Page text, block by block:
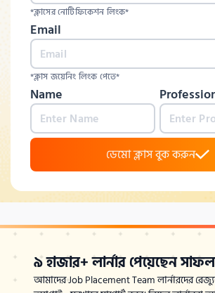
*ক্লাসের নোটিফিকেশন লিংক*
Email
*ক্লাস জয়েনিং লিংক পেতে*
Name
ডেমো ক্লাস বুক করুন
৯ হাজার+ লার্নার পেয়েছেন
আমাদের Job Placement Team লার্নারদের